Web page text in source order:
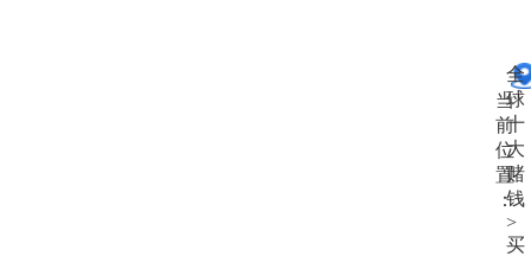
当
前
位
置
：
全
球
十
大
赌
钱
>
买